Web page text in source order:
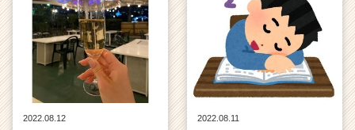
2022.08.12
2022.08.11